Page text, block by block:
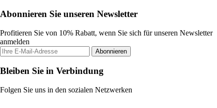
Abonnieren Sie unseren Newsletter
Profitieren Sie von 10% Rabatt, wenn Sie sich für unseren Newsletter
anmelden
Abonnieren
Bleiben Sie in Verbindung
Folgen Sie uns in den sozialen Netzwerken